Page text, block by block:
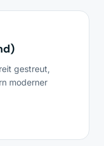
gestreut,
moderner